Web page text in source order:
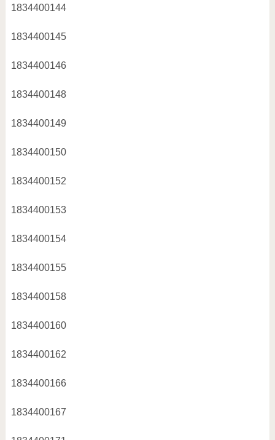
1834400144
1834400145
1834400146
1834400148
1834400149
1834400150
1834400152
1834400153
1834400154
1834400155
1834400158
1834400160
1834400162
1834400166
1834400167